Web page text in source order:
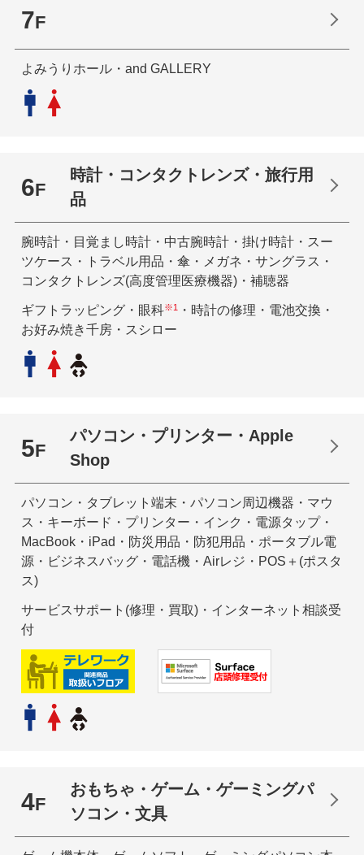
7F
よみうりホール・and GALLERY
6F
時計・コンタクトレンズ・旅行用
品
腕時計・目覚まし時計・中古腕時計・掛け時計・スー
ツケース・トラベル用品・傘・メガネ・サングラス・
コンタクトレンズ(高度管理医療機器)・補聴器
ギフトラッピング・眼科※1
・時計の修理・電池交換・
お好み焼き千房・スシロー
5F
パソコン・プリンター・Apple
Shop
パソコン・タブレット端末・パソコン周辺機器・マウ
ス・キーボード・プリンター・インク・電源タップ・
MacBook・iPad・防災用品・防犯用品 ・ポータブル電
源 ・ビジネスバッグ・電話機・Airレジ・POS＋(ポスタ
ス)
サービスサポート(修理・買取)・インターネット相談受
付
4F
おもちゃ・ゲーム・ゲーミングパ
ソコン・文具